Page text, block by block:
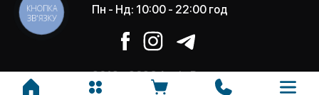
Пн - Нд: 10:00 - 22:00 год
2012 - 2026 Apple Room -
КНОПКА
ЗВ'ЯЗКУ